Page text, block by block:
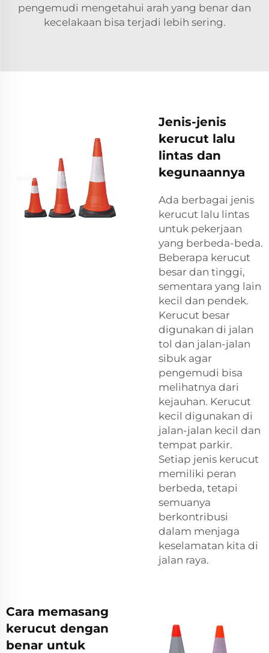
pengemudi mengetahui arah yang benar dan
kecelakaan bisa terjadi lebih sering.
Jenis-jenis
kerucut lalu
lintas dan
kegunaannya
Ada berbagai jenis
kerucut lalu lintas
untuk pekerjaan
yang berbeda-beda.
Beberapa kerucut
besar dan tinggi,
sementara yang lain
kecil dan pendek.
Kerucut besar
digunakan di jalan
tol dan jalan-jalan
sibuk agar
pengemudi bisa
melihatnya dari
kejauhan. Kerucut
kecil digunakan di
jalan-jalan kecil dan
tempat parkir.
Setiap jenis kerucut
memiliki peran
berbeda, tetapi
semuanya
berkontribusi
dalam menjaga
keselamatan kita di
jalan raya.
Cara memasang
kerucut dengan
benar untuk